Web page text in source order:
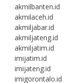
akmilbanten.id
akmilaceh.id
akmiljabar.id
akmiljateng.id
akmiljatim.id
imijatim.id
imijateng.id
imigorontalo.id